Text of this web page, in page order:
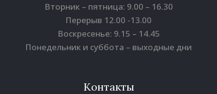
Вторник – пятница: 9.00 – 16.30
Перерыв 12.00 -13.00
Воскресенье: 9.15 – 14.45
Понедельник и суббота – выходные дни
Контакты